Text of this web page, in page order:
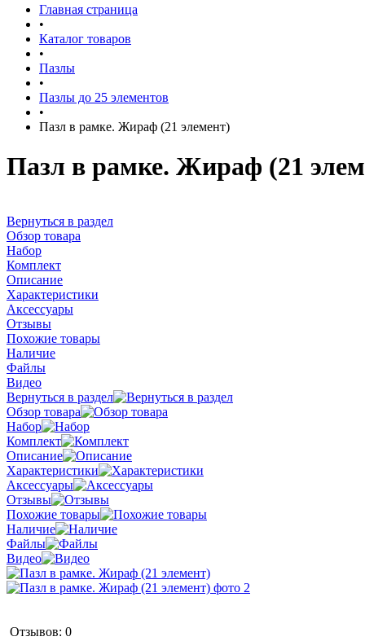
Главная страница
•
Каталог товаров
•
Пазлы
•
Пазлы до 25 элементов
•
Пазл в рамке. Жираф (21 элемент)
Пазл в рамке. Жираф (21
Вернуться в раздел
Обзор товара
Набор
Комплект
Описание
Характеристики
Аксессуары
Отзывы
Похожие товары
Наличие
Файлы
Видео
Вернуться в раздел
Обзор товара
Набор
Комплект
Описание
Характеристики
Аксессуары
Отзывы
Похожие товары
Наличие
Файлы
Видео
Отзывов: 0